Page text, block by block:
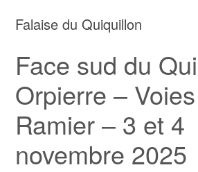
Falaise du Quiquillon
Face sud du
Orpierre –
Ramier – 3 et 4
novembre 2025